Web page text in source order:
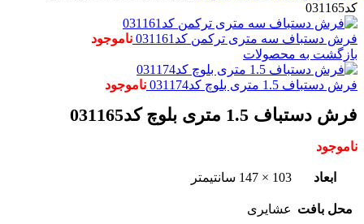
کد031165
فرش دستباف سه متری ترکمن کد031161
ناموجود
بازگشت به محصولات
فرش دستباف 1.5 متری بلوچ کد031174 ناموجود
فرش دستباف 1.5 متری بلوچ کد031165
ناموجود
ابعاد 103 × 147 سانتیمتر
محل بافت عشایری